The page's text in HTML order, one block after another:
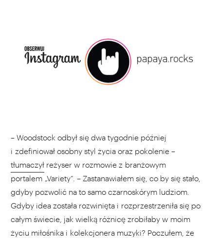
– Woodstock odbył się dwa tygodnie później
i zdefiniował osobny styl życia oraz pokolenie –
tłumaczył reżyser w rozmowie z branżowym
portalem „Variety”. – Zastanawiałem się, co by się stało,
gdyby pozwolić na to samo czarnoskórym ludziom.
Gdyby idea została rozwinięta i rozprzestrzeniła się po
całym świecie, jak wielką różnicę zrobiłaby w moim
życiu miłośnika i kolekcjonera muzyki? Poczułem, że